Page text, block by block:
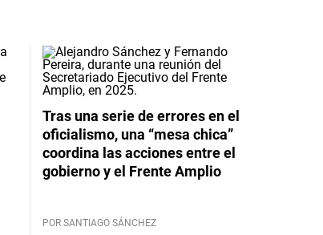
Tras una serie de errores en el
oficialismo, una “mesa chica”
coordina las acciones entre el
gobierno y el Frente Amplio
POR SANTIAGO SÁNCHEZ